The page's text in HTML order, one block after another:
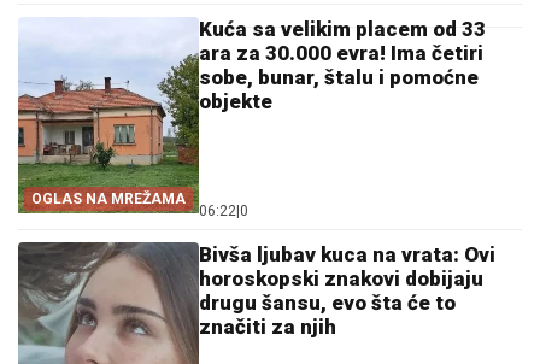
OGLAS NA MREŽAMA
Kuća sa velikim placem od 33
ara za 30.000 evra! Ima četiri
sobe, bunar, štalu i pomoćne
objekte
06:22|0
Bivša ljubav kuca na vrata: Ovi
horoskopski znakovi dobijaju
drugu šansu, evo šta će to
značiti za njih